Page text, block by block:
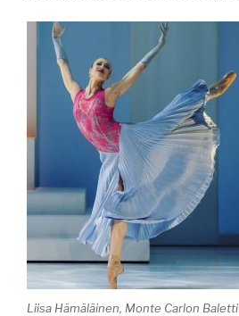
Liisa Hämäläinen, Monte Carlon Baletti